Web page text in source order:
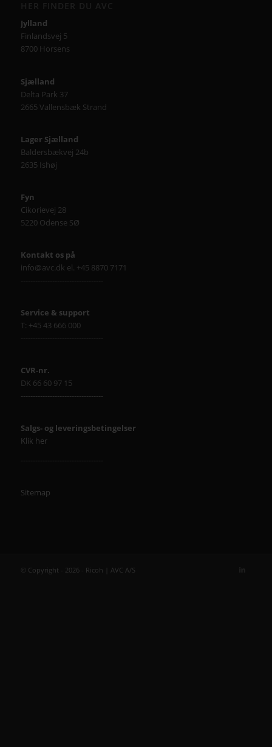
Jylland
Finlandsvej 5
8700 Horsens
Sjælland
Delta Park 37
2665 Vallensbæk Strand
Lager Sjælland
Baldersbækvej 24b
2635 Ishøj
Fyn
Cikorievej 28
5220 Odense SØ
Kontakt os på
info@avc.dk el. +45 8870 7171
----------------------------------
Service & support
T: +45 43 666 000
----------------------------------
CVR-nr.
DK 66 60 97 15
----------------------------------
Salgs- og leveringsbetingelser
Klik her
----------------------------------
Sitemap
© Copyright - 2026 - Ricoh | AVC A/S